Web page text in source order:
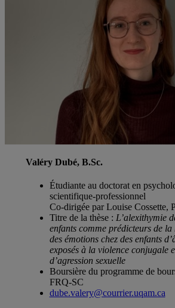
Valéry Dubé, B.Sc.
Étudiante au doctorat en
scientifique-professionnel
Co-dirigée par Louise Cossette,
Titre de la thèse : L’alexithymie
enfants comme prédicteurs de la
des émotions chez des enfants
exposés à la violence conjugale
d’agression sexuelle
Boursière du programme de
FRQ-SC
dube.valery@courrier.uqam.ca